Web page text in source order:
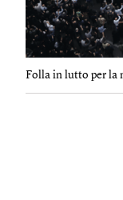
Folla in lutto per la